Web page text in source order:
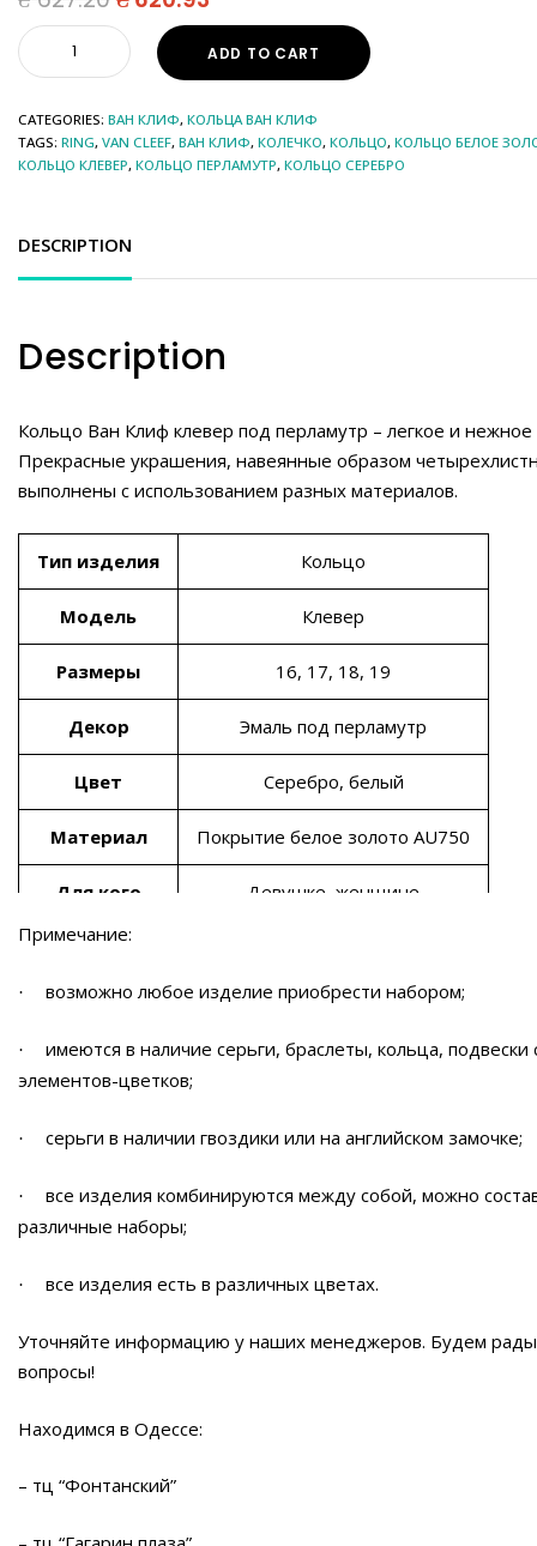
ADD TO CART
CATEGORIES: ВАН КЛИФ, КОЛЬЦА ВАН КЛИФ
TAGS: RING, VAN CLEEF, ВАН КЛИФ, КОЛЕЧКО, КОЛЬЦО, КОЛЬЦО БЕЛОЕ
КОЛЬЦО КЛЕВЕР, КОЛЬЦО ПЕРЛАМУТР, КОЛЬЦО СЕРЕБРО
DESCRIPTION
Description
Кольцо Ван Клиф клевер под перламутр – легкое и
Прекрасные украшения, навеянные образом
выполнены с использованием разных материалов.
Тип изделия Кольцо
Модель Клевер
Размеры 16, 17, 18, 19
Декор Эмаль под перламутр
Цвет Серебро, белый
Материал Покрытие белое золото AU750
Для кого
Девушке, женщине
Примечание:
· возможно любое изделие приобрести набором;
·
имеются в наличие серьги, браслеты, кольца,
элементов-цветков;
· серьги в наличии гвоздики или на английском замочке;
·
все изделия комбинируются между собой, можно
различные наборы;
· все изделия есть в различных цветах.
Уточняйте информацию у наших менеджеров. Будем рады
вопросы!
Находимся в Одессе:
– тц “Фонтанский”